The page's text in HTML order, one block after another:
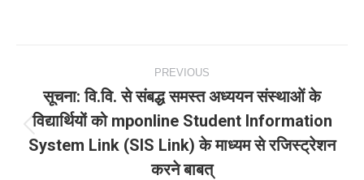
navigation
PREVIOUS
Previous
post:
सूचना: वि.वि. से संबद्ध समस्‍त अध्‍ययन संस्‍थाओं के
विद्यार्थियों को mponline Student Information
System Link (SIS Link) के माध्‍यम से रजिस्‍ट्रेशन
करने बाबत्